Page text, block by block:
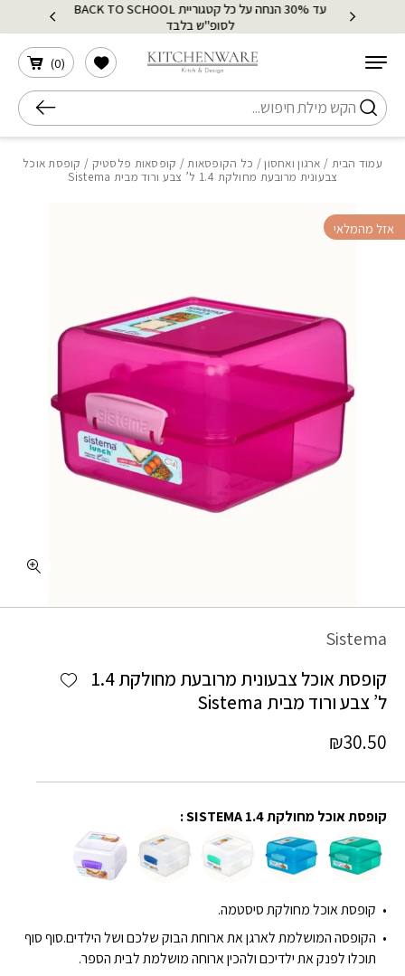
Skip to Content
עד 30% הנחה על כל קטגוריית BACK TO SCHOOL
לסופ"ש בלבד
חיפוש
(
0
)
הרשימה שלי
עמוד הבית / ארגון ואחסון/ כל הקופסאות/ קופסאות פלסטיק / קופסת אוכל
צבעונית מרובעת מחולקת 1.4 ל’ צבע ורוד מבית Sistema
Sistema
wishlist
קופסת אוכל צבעונית מרובעת מחולקת 1.4
ל’ צבע ורוד מבית Sistema
₪30.50
קופסת אוכל מחולקת סיסטמה.
הקופסה המושלמת לארגן את ארוחת הבוק שלכם ושל הילדים.סוף סוף
תוכלו לפנק את ילדיכם ולהכין ארוחה מושלמת לבית הספר.
קופסת אוכל מחולקת SISTEMA 1.4 :
אזל מהמלאי
בחזרה למעלה